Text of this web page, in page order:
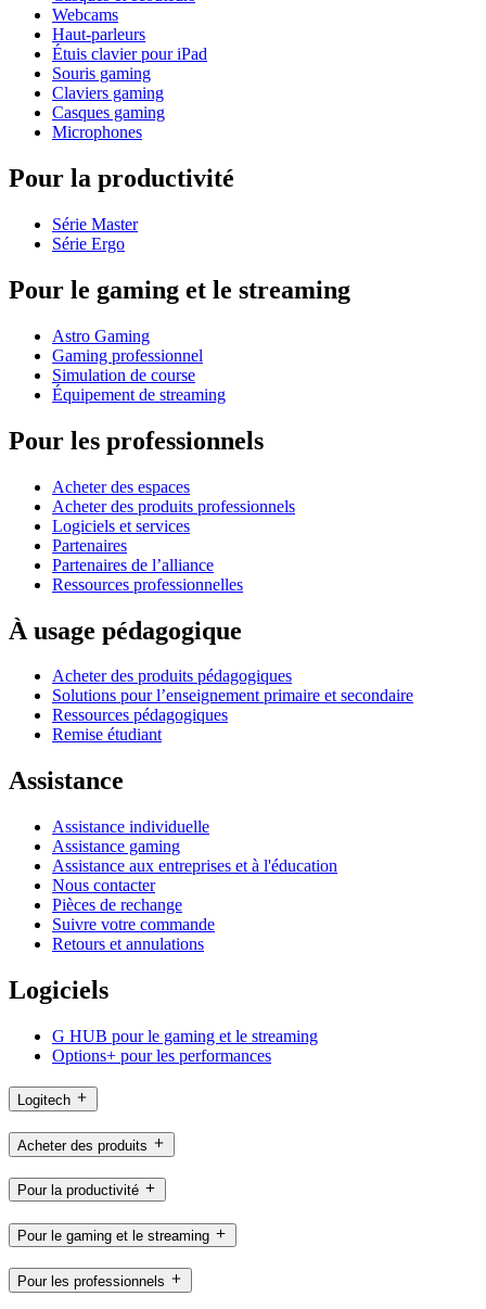
Webcams
Haut-parleurs
Étuis clavier pour iPad
Souris gaming
Claviers gaming
Casques gaming
Microphones
Pour la productivité
Série Master
Série Ergo
Pour le gaming et le streaming
Astro Gaming
Gaming professionnel
Simulation de course
Équipement de streaming
Pour les professionnels
Acheter des espaces
Acheter des produits professionnels
Logiciels et services
Partenaires
Partenaires de l’alliance
Ressources professionnelles
À usage pédagogique
Acheter des produits pédagogiques
Solutions pour l’enseignement primaire et secondaire
Ressources pédagogiques
Remise étudiant
Assistance
Assistance individuelle
Assistance gaming
Assistance aux entreprises et à l'éducation
Nous contacter
Pièces de rechange
Suivre votre commande
Retours et annulations
Logiciels
G HUB pour le gaming et le streaming
Options+ pour les performances
Logitech
Acheter des produits
Pour la productivité
Pour le gaming et le streaming
Pour les professionnels